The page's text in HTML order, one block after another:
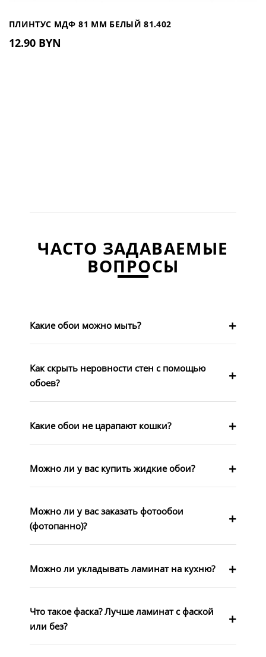
ПЛИНТУС МДФ 81 ММ БЕЛЫЙ 81.402
12.90 BYN
ЧАСТО ЗАДАВАЕМЫЕ
ВОПРОСЫ
Какие обои можно мыть?
Как скрыть неровности стен с помощью
обоев?
Какие обои не царапают кошки?
Можно ли у вас купить жидкие обои?
Можно ли у вас заказать фотообои
(фотопанно)?
Можно ли укладывать ламинат на кухню?
Что такое фаска? Лучше ламинат с фаской
или без?